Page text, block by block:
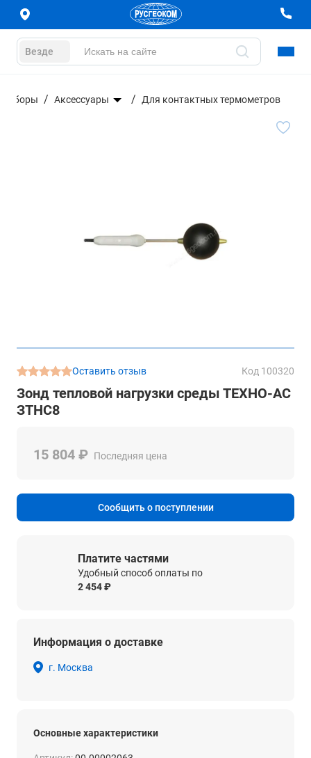
Везде
Аксессуары Для контактных термометров
Оставить отзыв Код 100320
Зонд тепловой нагрузки среды ТЕХНО-АС
ЗТНС8
15 804 ₽ Последняя цена
Сообщить о поступлении
Платите частями
Удобный способ оплаты по
2 454 ₽
Информация о доставке
г. Москва
Основные характеристики